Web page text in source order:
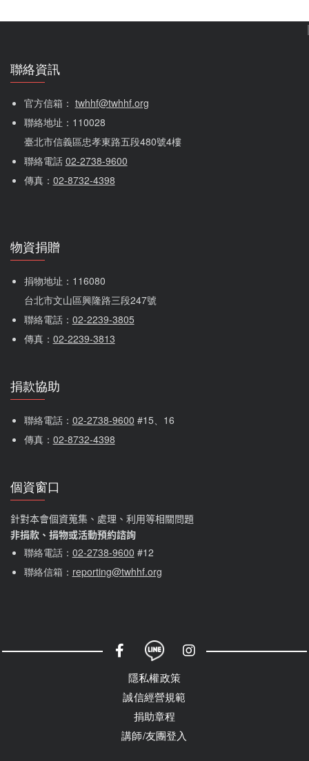
聯絡資訊
官方信箱： twhhf@twhhf.org
聯絡地址：110028
臺北市信義區忠孝東路五段480號4樓
聯絡電話 02-2738-9600
傳真： 02-8732-4398
物資捐贈
捐物地址：116080
台北市文山區興隆路三段247號
聯絡電話： 02-2239-3805
傳真： 02-2239-3813
捐款協助
聯絡電話： 02-2738-9600 #15、16
傳真： 02-8732-4398
個資窗口
針對本會個資蒐集、處理、利用等相關問題
非捐款、捐物或活動預約諮詢
聯絡電話： 02-2738-9600 #12
聯絡信箱： reporting@twhhf.org
社群選單
隱私權政策
誠信經營規範
捐助章程
講師/友團登入